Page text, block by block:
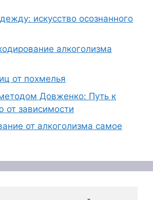
искусство осознанного
алкоголизма
от похмелья
Довженко: Путь к
от зависимости
от алкоголизма самое